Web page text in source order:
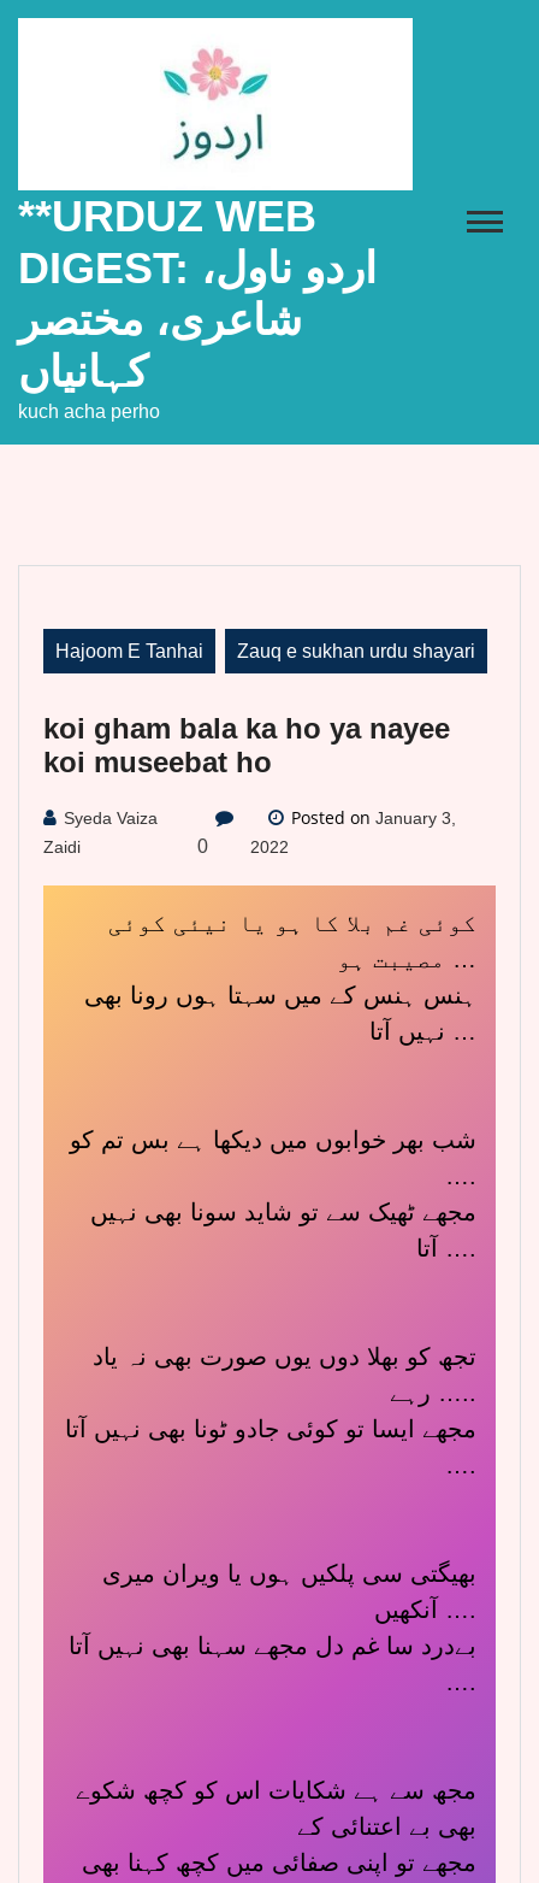
**URDUZ WEB
DIGEST: اردو ناول،
شاعری، مختصر
کہانیاں
kuch acha perho
Hajoom E Tanhai Zauq e sukhan urdu shayari
koi gham bala ka ho ya nayee
koi museebat ho
Syeda Vaiza
Zaidi
0
Posted onJanuary 3,
2022
کوئی غم بلا کا ہو یا نیئی کوئی
مصیبت ہو …
ہنس ہنس کے میں سہتا ہوں رونا بھی
نہیں آتا …
شب بھر خوابوں میں دیکھا ہے بس تم کو
….
مجھے ٹھیک سے تو شاید سونا بھی نہیں
آتا ….
تجھ کو بھلا دوں یوں صورت بھی نہ یاد
رہے …..
مجھے ایسا تو کوئی جادو ٹونا بھی نہیں آتا
….
بھیگتی سی پلکیں ہوں یا ویران میری
آنکھیں ….
بےدرد سا غم دل مجھے سہنا بھی نہیں آتا
….
مجھ سے ہے شکایات اس کو کچھ شکوے
بھی بے اعتنائی کے
مجھے تو اپنی صفائی میں کچھ کہنا بھی